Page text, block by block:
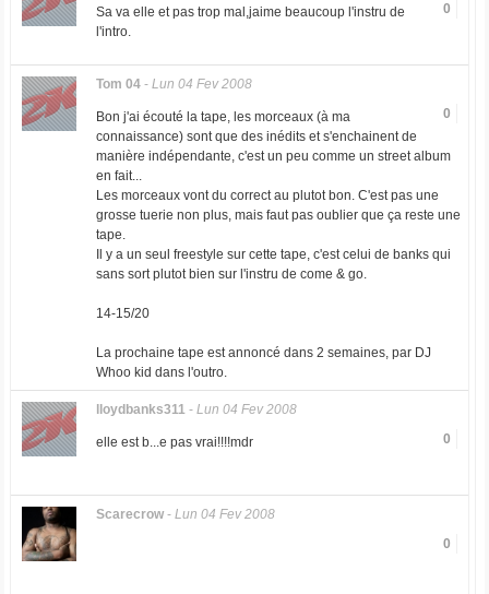
0
Sa va elle et pas trop mal,jaime beaucoup l'instru de
l'intro.
Tom 04- Lun 04 Fev 2008
0
Bon j'ai écouté la tape, les morceaux (à ma
connaissance) sont que des inédits et s'enchainent de
manière indépendante, c'est un peu comme un street album
en fait...
Les morceaux vont du correct au plutot bon. C'est pas une
grosse tuerie non plus, mais faut pas oublier que ça reste une
tape.
Il y a un seul freestyle sur cette tape, c'est celui de banks qui
sans sort plutot bien sur l'instru de come & go.
14-15/20
La prochaine tape est annoncé dans 2 semaines, par DJ
Whoo kid dans l'outro.
lloydbanks311- Lun 04 Fev 2008
0
elle est b...e pas vrai!!!!mdr
Scarecrow- Lun 04 Fev 2008
0